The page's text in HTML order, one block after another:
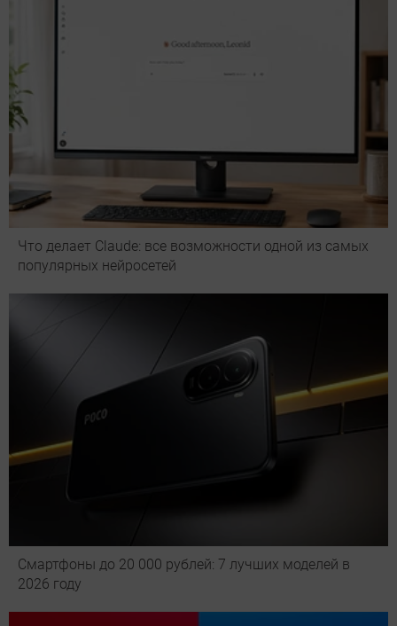
Что делает Сlaude: все возможности одной из самых
популярных нейросетей
Смартфоны до 20 000 рублей: 7 лучших моделей в
2026 году